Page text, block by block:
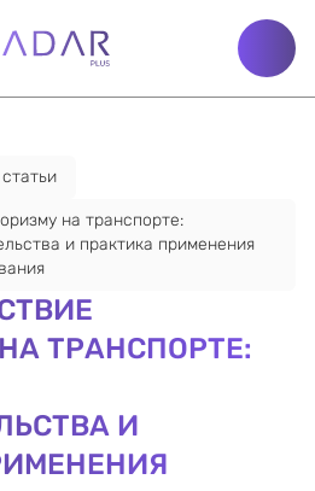
на транспорте:
и практика применения
ТРАНСПОРТЕ:
И